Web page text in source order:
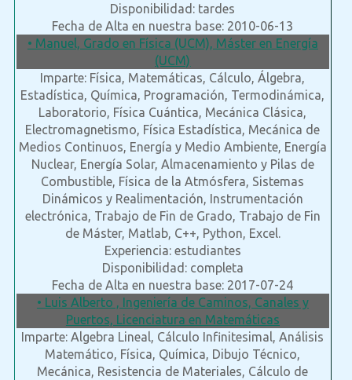
Disponibilidad: tardes
Fecha de Alta en nuestra base: 2010-06-13
• Manuel, Grado en Física (UCM), Máster en Energía
(UCM)
Imparte: Física, Matemáticas, Cálculo, Álgebra,
Estadística, Química, Programación, Termodinámica,
Laboratorio, Física Cuántica, Mecánica Clásica,
Electromagnetismo, Física Estadística, Mecánica de
Medios Continuos, Energía y Medio Ambiente, Energía
Nuclear, Energía Solar, Almacenamiento y Pilas de
Combustible, Física de la Atmósfera, Sistemas
Dinámicos y Realimentación, Instrumentación
electrónica, Trabajo de Fin de Grado, Trabajo de Fin
de Máster, Matlab, C++, Python, Excel.
Experiencia: estudiantes
Disponibilidad: completa
Fecha de Alta en nuestra base: 2017-07-24
• Luis Alberto , Ingeniería de Caminos, Canales y
Puertos, Licenciatura en Matemáticas
Imparte: Algebra Lineal, Cálculo Infinitesimal, Análisis
Matemático, Física, Química, Dibujo Técnico,
Mecánica, Resistencia de Materiales, Cálculo de